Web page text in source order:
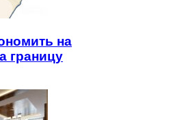
на
границу